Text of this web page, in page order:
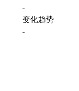
-
变化趋势
-